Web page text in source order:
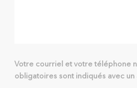
Votre courriel et votre téléphone
obligatoires sont indiqués avec un